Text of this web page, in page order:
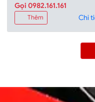
Gọi 0982.161.161
Thêm Chi